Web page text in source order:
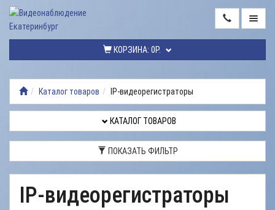
КОРЗИНА: 0Р.
ТОВАРОВ
МОНТАЖ
РЕМОНТ
ДОСТАВКА
Каталог товаров IP-видеорегистраторы
КАТАЛОГ ТОВАРОВ
ПОКАЗАТЬ ФИЛЬТР
IP-видеорегистраторы